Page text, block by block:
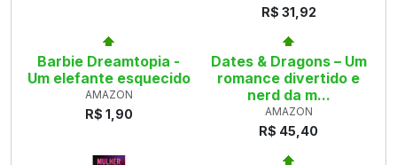
R$ 31,92
Barbie Dreamtopia -
Um elefante esquecido
AMAZON
R$ 1,90
Dates & Dragons – Um
romance divertido e
nerd da m...
AMAZON
R$ 45,40